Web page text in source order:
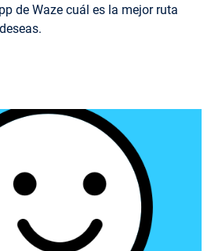
de Waze cuál es la mejor ruta